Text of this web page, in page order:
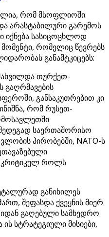
რომ მსოფლიოში
არასტაბილური გარემოს
იქნება სასიცოცხლოდ
რომელიც წევრებს
განამტკიცებს:
თურქეთ-
გაღრმავების
განსაკუთრებით კი
რომ რუსეთ-
საერთაშორისო
პირობებში, NATO-ს
როლს
განიხილეს
შეფასდა ქვეყნის მიერ
გაღებული სამხედრო
სტრატეგიული მისიები,